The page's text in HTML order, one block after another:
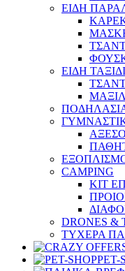
ΕΙΔΗ
ΕΙΔΗ
CAMPING
ΚΙΤ
DRONES
ΤΥΧΕΡΑ
PET-